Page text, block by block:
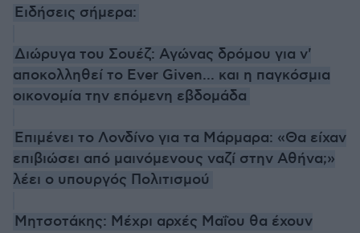
Ειδήσεις σήμερα:
Διώρυγα του Σουέζ: Αγώνας δρόμου για ν'
αποκολληθεί το Ever Given... και η παγκόσμια
οικονομία την επόμενη εβδομάδα
Επιμένει το Λονδίνο για τα Μάρμαρα: «Θα είχαν
επιβιώσει από μαινόμενους ναζί στην Αθήνα;»
λέει ο υπουργός Πολιτισμού
Μητσοτάκης: Μέχρι αρχές Μαΐου θα έχουν